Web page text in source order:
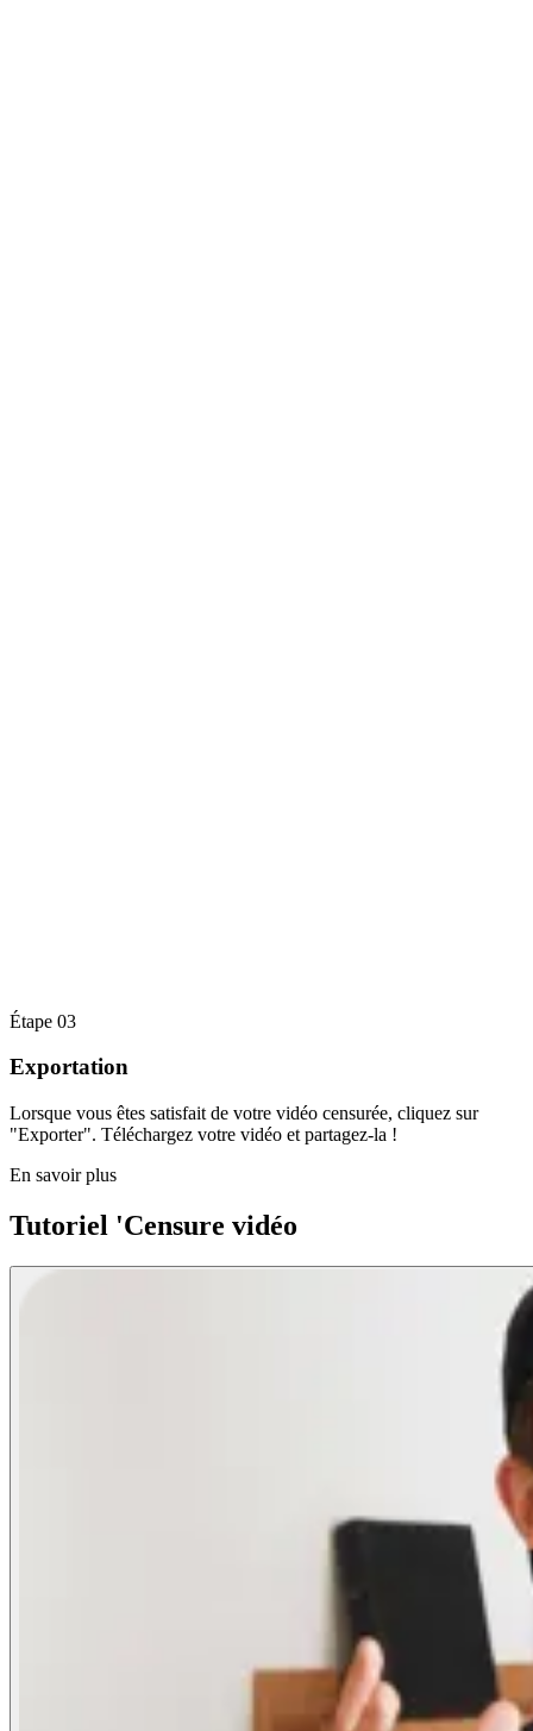
Étape 03
Exportation
Lorsque vous êtes satisfait de votre vidéo censurée, cliquez sur
"Exporter". Téléchargez votre vidéo et partagez-la !
En savoir plus
Tutoriel 'Censure vidéo